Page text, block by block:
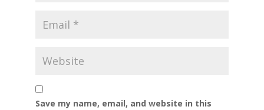
Save my name, email, and website in this